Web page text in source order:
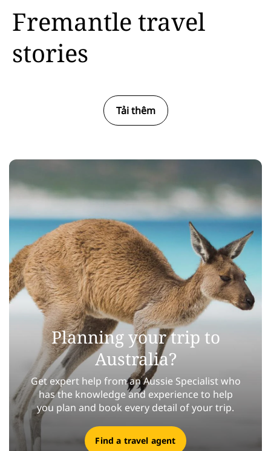
Fremantle travel
stories
Tải thêm
Planning your trip to
Australia?
Get expert help from an Aussie Specialist who
has the knowledge and experience to help
you plan and book every detail of your trip.
Find a travel agent